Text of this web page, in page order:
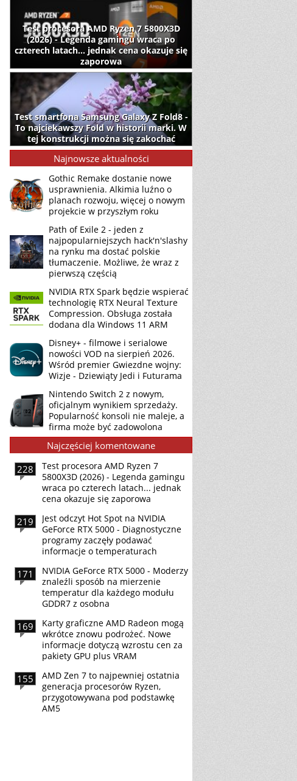
Test procesora AMD Ryzen 7 5800X3D
(2026) - Legenda gamingu wraca po
czterech latach... jednak cena okazuje się
zaporowa
Test smartfona Samsung Galaxy Z Fold8 -
To najciekawszy Fold w historii marki. W
tej konstrukcji można się zakochać
Najnowsze aktualności
Gothic Remake dostanie nowe
usprawnienia. Alkimia luźno o
planach rozwoju, więcej o nowym
projekcie w przyszłym roku
Path of Exile 2 - jeden z
najpopularniejszych hack'n'slashy
na rynku ma dostać polskie
tłumaczenie. Możliwe, że wraz z
pierwszą częścią
NVIDIA RTX Spark będzie wspierać
technologię RTX Neural Texture
Compression. Obsługa została
dodana dla Windows 11 ARM
Disney+ - filmowe i serialowe
nowości VOD na sierpień 2026.
Wśród premier Gwiezdne wojny:
Wizje - Dziewiąty Jedi i Futurama
Nintendo Switch 2 z nowym,
oficjalnym wynikiem sprzedaży.
Popularność konsoli nie maleje, a
firma może być zadowolona
Najczęściej komentowane
228
Test procesora AMD Ryzen 7
5800X3D (2026) - Legenda gamingu
wraca po czterech latach... jednak
cena okazuje się zaporowa
219
Jest odczyt Hot Spot na NVIDIA
GeForce RTX 5000 - Diagnostyczne
programy zaczęły podawać
informacje o temperaturach
171
NVIDIA GeForce RTX 5000 - Moderzy
znaleźli sposób na mierzenie
temperatur dla każdego modułu
GDDR7 z osobna
169
Karty graficzne AMD Radeon mogą
wkrótce znowu podrożeć. Nowe
informacje dotyczą wzrostu cen za
pakiety GPU plus VRAM
155
AMD Zen 7 to najpewniej ostatnia
generacja procesorów Ryzen,
przygotowywana pod podstawkę
AM5